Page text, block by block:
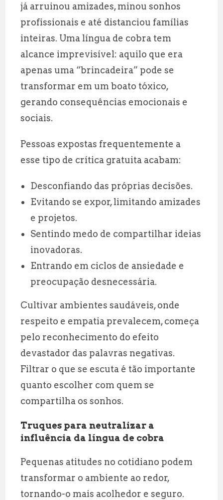
já arruinou amizades, minou sonhos
profissionais e até distanciou famílias
inteiras. Uma língua de cobra tem
alcance imprevisível: aquilo que era
apenas uma “brincadeira” pode se
transformar em um boato tóxico,
gerando consequências emocionais e
sociais.
Pessoas expostas frequentemente a
esse tipo de crítica gratuita acabam:
Desconfiando das próprias decisões.
Evitando se expor, limitando amizades
e projetos.
Sentindo medo de compartilhar ideias
inovadoras.
Entrando em ciclos de ansiedade e
preocupação desnecessária.
Cultivar ambientes saudáveis, onde
respeito e empatia prevalecem, começa
pelo reconhecimento do efeito
devastador das palavras negativas.
Filtrar o que se escuta é tão importante
quanto escolher com quem se
compartilha os sonhos.
Truques para neutralizar a
influência da língua de cobra
Pequenas atitudes no cotidiano podem
transformar o ambiente ao redor,
tornando-o mais acolhedor e seguro.